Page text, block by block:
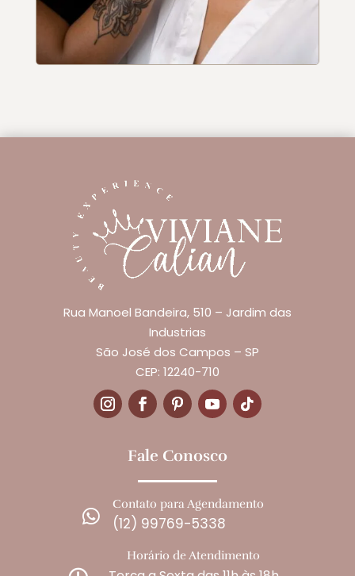
Rua Manoel Bandeira, 510 – Jardim das
Industrias
São José dos Campos – SP
CEP: 12240-710
Fale Conosco

Contato para Agendamento
(12) 99769-5338
Horário de Atendimento